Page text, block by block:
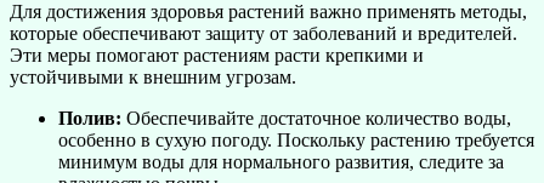
Для достижения здоровья растений важно применять методы,
которые обеспечивают защиту от заболеваний и вредителей.
Эти меры помогают растениям расти крепкими и
устойчивыми к внешним угрозам.
Полив: Обеспечивайте достаточное количество воды,
особенно в сухую погоду. Поскольку растению требуется
минимум воды для нормального развития, следите за